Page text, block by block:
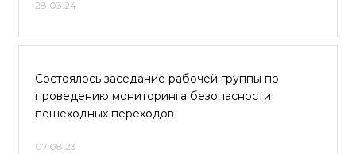
28.03.24
Состоялось заседание рабочей группы по
проведению мониторинга безопасности
пешеходных переходов
07.08.23